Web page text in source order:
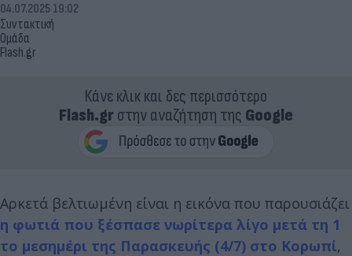
Συντακτική
Ομάδα
Flash.gr
04.07.2025 19:02
Κάνε κλικ και δες περισσότερο
Flash.grστην αναζήτηση της Google
Αρκετά βελτιωμένη είναι η εικόνα που παρουσιάζει
η φωτιά που ξέσπασε νωρίτερα λίγο μετά τη 1
το μεσημέρι της Παρασκευής (4/7) στο Κορωπί,